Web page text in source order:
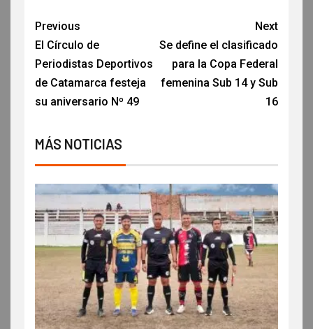
Previous
El Círculo de
Periodistas Deportivos
de Catamarca festeja
su aniversario Nº 49
Next
Se define el clasificado
para la Copa Federal
femenina Sub 14 y Sub
16
MÁS NOTICIAS